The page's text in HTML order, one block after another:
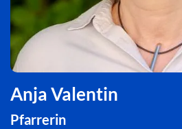
Anja Valentin
Pfarrerin